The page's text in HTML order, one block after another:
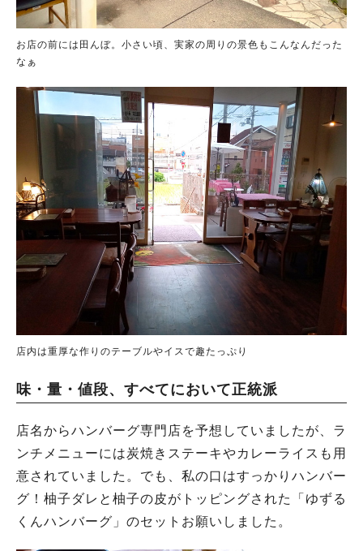
お店の前には田んぼ。小さい頃、実家の周りの景色もこんなんだった
なぁ
店内は重厚な作りのテーブルやイスで趣たっぷり
味・量・値段、すべてにおいて正統派
店名からハンバーグ専門店を予想していましたが、ラ
ンチメニューには炭焼きステーキやカレーライスも用
意されていました。でも、私の口はすっかりハンバー
グ！柚子ダレと柚子の皮がトッピングされた「ゆずる
くんハンバーグ」のセットお願いしました。